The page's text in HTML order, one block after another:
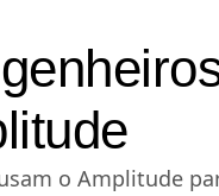
o Amplitude